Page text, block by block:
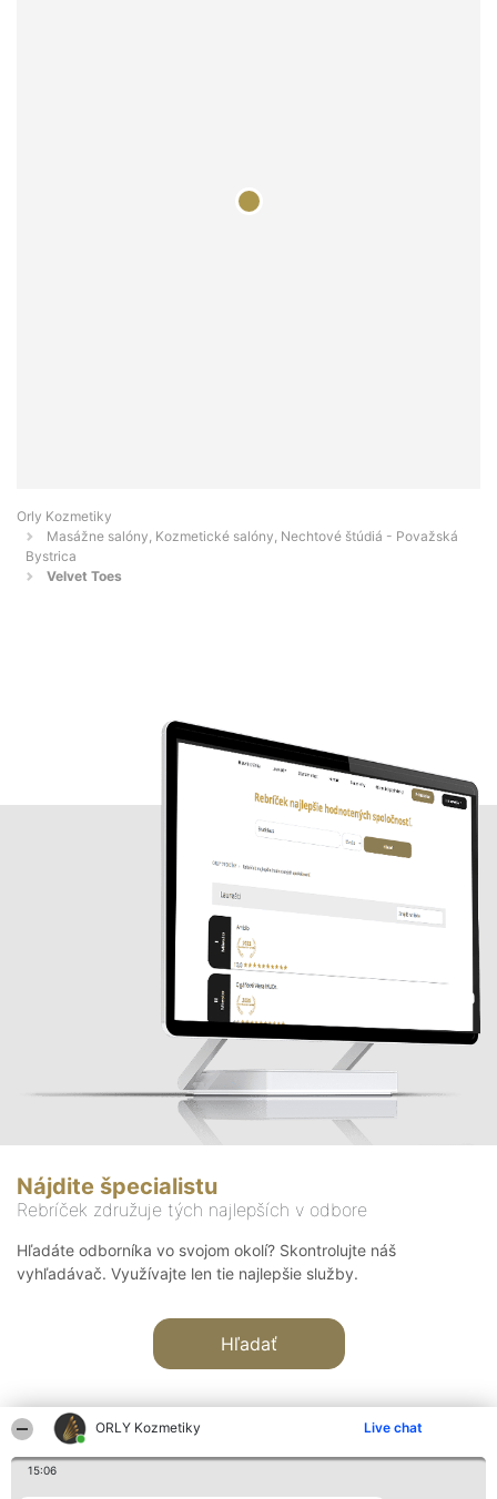
ORLY Kozmetiky Live chat
15:06
Orly Kozmetiky
Masážne salóny, Kozmetické salóny, Nechtové štúdiá - Považská
Bystrica
Velvet Toes
Nájdite špecialistu
Rebríček združuje tých najlepších v odbore
Hľadáte odborníka vo svojom okolí? Skontrolujte náš
vyhľadávač. Využívajte len tie najlepšie služby.
Hľadať